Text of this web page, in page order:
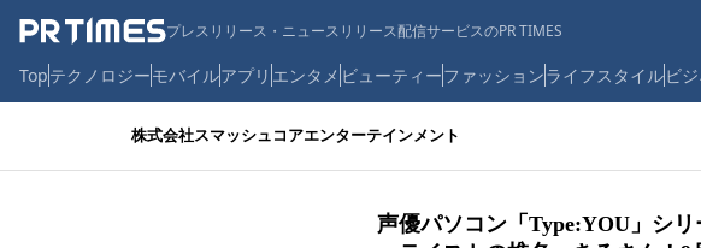
プレスリリース・ニュースリリース配信サービスのPR TIMES
Topテクノロジーモバイルアプリ エンタメ ビューティーファッションライフスタイルビ
株式会社スマッシュコアエンターテインメント
声優パソコン「Type:YOU」シ